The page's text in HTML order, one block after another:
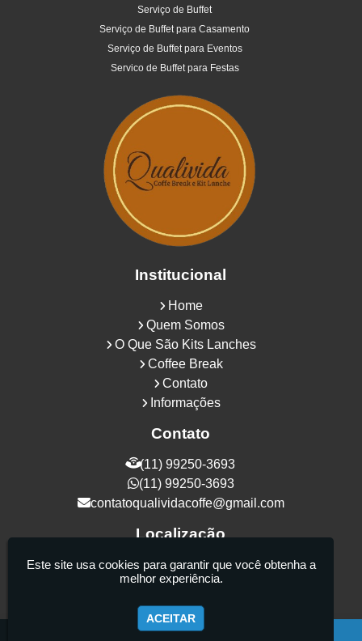
Serviço de Buffet
Serviço de Buffet para Casamento
Serviço de Buffet para Eventos
Servico de Buffet para Festas
Institucional
Home
Quem Somos
O Que São Kits Lanches
Coffee Break
Contato
Informações
Contato
(11) 99250-3693
(11) 99250-3693
contatoqualividacoffe@gmail.com
Localização
Rua Samurais, 27 - Vila Maria Alta - São
Paulo / SP - CEP: 02130-080
Este site usa cookies para garantir que você obtenha a
melhor experiência.
ACEITAR